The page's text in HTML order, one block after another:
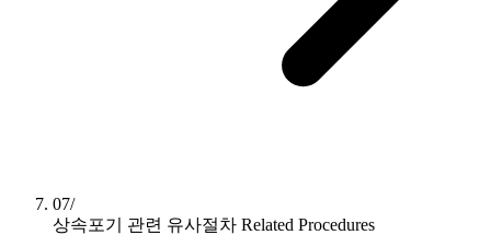
07/
상속포기 관련 유사절차 Related Procedures